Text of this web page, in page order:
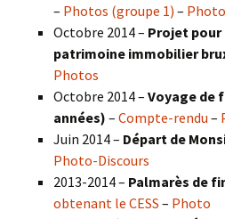
– Photos (groupe 1) –
Octobre 2014 – Projet
patrimoine immobilier
Photos
Octobre 2014 – Voyage de
années) – Compte-rendu –
Juin 2014 – Départ de
Photo-Discours
2013-2014 – Palmarès de
obtenant le CESS – Photo